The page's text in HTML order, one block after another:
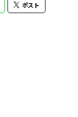
ポスト